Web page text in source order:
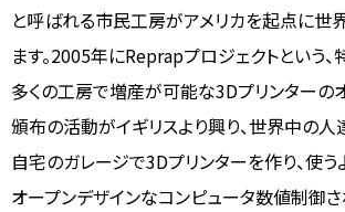
と呼ばれる市民工房がアメリカを起点に世
ます。2005年にReprapプロジェクトという
多くの工房で増産が可能な3Dプリンターの
頒布の活動がイギリスより興り、世界中の
自宅のガレージで3Dプリンターを作り、使
オープンデザインなコンピュータ数値制御